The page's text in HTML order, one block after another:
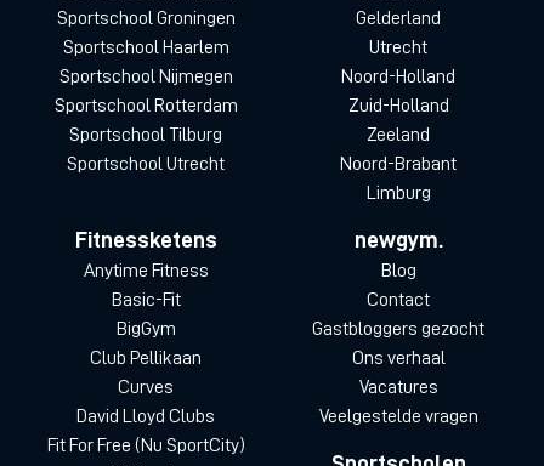
Sportschool Groningen
Sportschool Haarlem
Sportschool Nijmegen
Sportschool Rotterdam
Sportschool Tilburg
Sportschool Utrecht
Gelderland
Utrecht
Noord-Holland
Zuid-Holland
Zeeland
Noord-Brabant
Limburg
Fitnessketens
Anytime Fitness
Basic-Fit
BigGym
Club Pellikaan
Curves
David Lloyd Clubs
Fit For Free (Nu SportCity)
newgym.
Blog
Contact
Gastbloggers gezocht
Ons verhaal
Vacatures
Veelgestelde vragen